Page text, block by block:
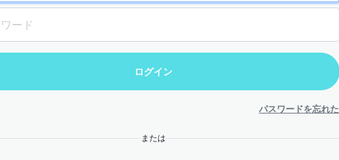
パスワードを忘れた
または